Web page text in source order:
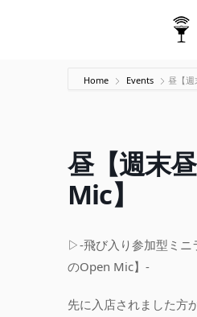
Home Events 昼【週
昼【週末
Mic】
▷-飛び入り参加型ミ
のOpen Mic】-
先に入店されました方